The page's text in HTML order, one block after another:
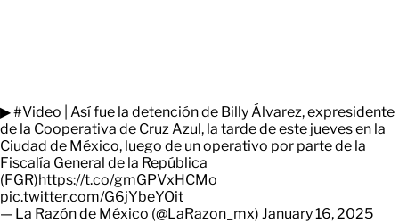
▶#Video | Así fue la detención de Billy Álvarez, expresidente
de la Cooperativa de Cruz Azul, la tarde de este jueves en la
Ciudad de México, luego de un operativo por parte de la
Fiscalía General de la República
(FGR)https://t.co/gmGPVxHCMo
pic.twitter.com/G6jYbeYOit
— La Razón de México (@LaRazon_mx) January 16, 2025